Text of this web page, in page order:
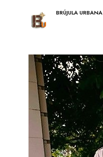
BRÚJULA URBANA